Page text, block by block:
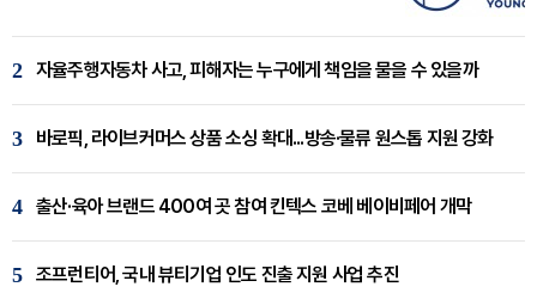
2 자율주행자동차 사고, 피해자는 누구에게 책임을 물을 수 있을까
3 바로픽, 라이브커머스 상품 소싱 확대...방송·물류 원스톱 지원 강화
4 출산·육아 브랜드 400여 곳 참여 킨텍스 코베 베이비페어 개막
5 조프런티어, 국내 뷰티기업 인도 진출 지원 사업 추진